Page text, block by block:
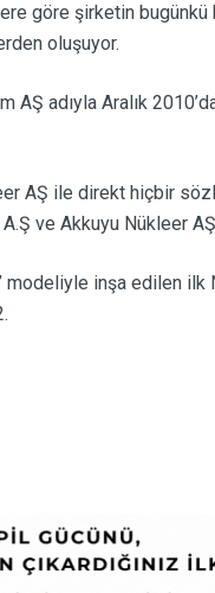
göre şirketin bugünkü
oluşuyor.
AŞ adıyla Aralık
AŞ ile direkt hiçbir
ve Akkuyu Nükleer
modeliyle inşa edilen ilk